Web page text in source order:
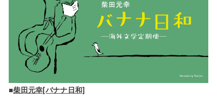
■柴田元幸[バナナ日和]